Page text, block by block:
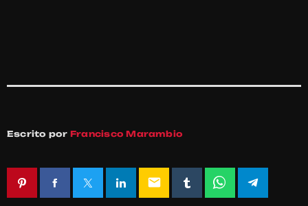
Escrito por Francisco Marambio
email